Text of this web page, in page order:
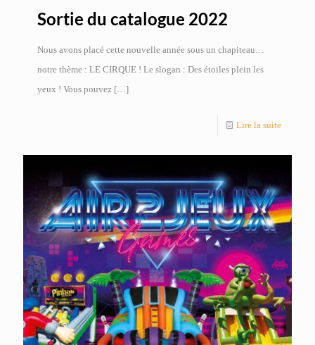
Sortie du catalogue 2022
Nous avons placé cette nouvelle année sous un chapiteau…
notre thème : LE CIRQUE ! Le slogan : Des étoiles plein les
yeux ! Vous pouvez […]
Lire la suite